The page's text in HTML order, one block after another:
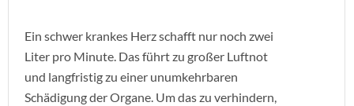
Ein schwer krankes Herz schafft nur noch zwei
Liter pro Minute. Das führt zu großer Luftnot
und langfristig zu einer unumkehrbaren
Schädigung der Organe. Um das zu verhindern,